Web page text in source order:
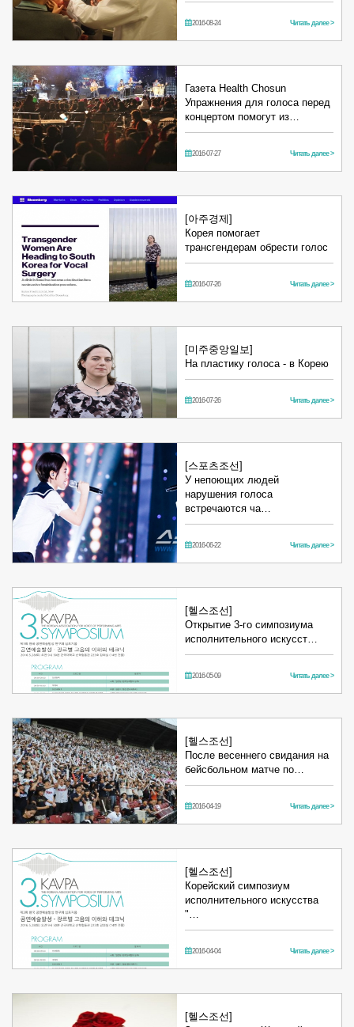
2016-08-24 Читать далее >
Газета Health Chosun
Упражнения для голоса перед
концертом помогут из…
2016-07-27 Читать далее >
[아주경제]
Корея помогает
трансгендерам обрести голос
2016-07-26 Читать далее >
[미주중앙일보]
На пластику голоса - в Корею
2016-07-26 Читать далее >
[스포츠조선]
У непоющих людей
нарушения голоса
встречаются ча…
2016-06-22 Читать далее >
[헬스조선]
Открытие 3-го симпозиума
исполнительного искусст…
2016-05-09 Читать далее >
[헬스조선]
После весеннего свидания на
бейсбольном матче по…
2016-04-19 Читать далее >
[헬스조선]
Корейский симпозиум
исполнительного искусства
"…
2016-04-04 Читать далее >
[헬스조선]